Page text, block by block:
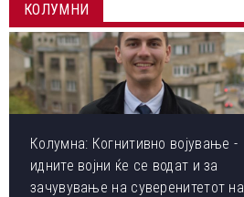
КОЛУМНИ
Колумна: Когнитивно војување -
идните војни ќе се водат и за
зачувување на суверенитетот на